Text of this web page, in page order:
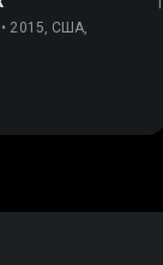
2015, США,